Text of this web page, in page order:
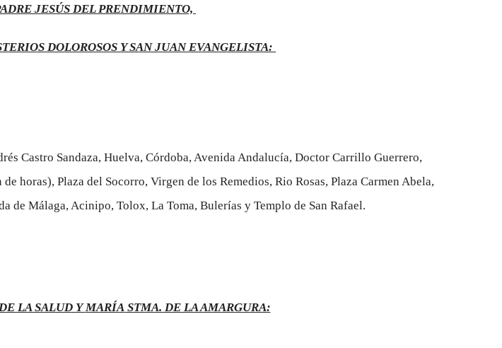
JESÚS DEL PRENDIMIENTO,
DOLOROSOS Y SAN JUAN EVANGELISTA:
Castro Sandaza, Huelva, Córdoba, Avenida Andalucía, Doctor Carrillo Guerrero,
horas), Plaza del Socorro, Virgen de los Remedios, Rio Rosas, Plaza Carmen Abela,
de Málaga, Acinipo, Tolox, La Toma, Bulerías y Templo de San Rafael.
LA SALUD YMARÍASTMA. DE LA AMARGURA: